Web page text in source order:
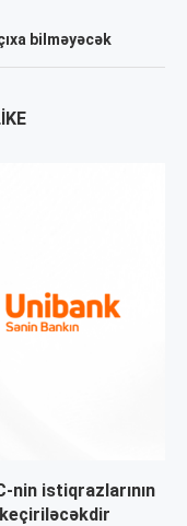
bilməyəcək
nin istiqrazlarının